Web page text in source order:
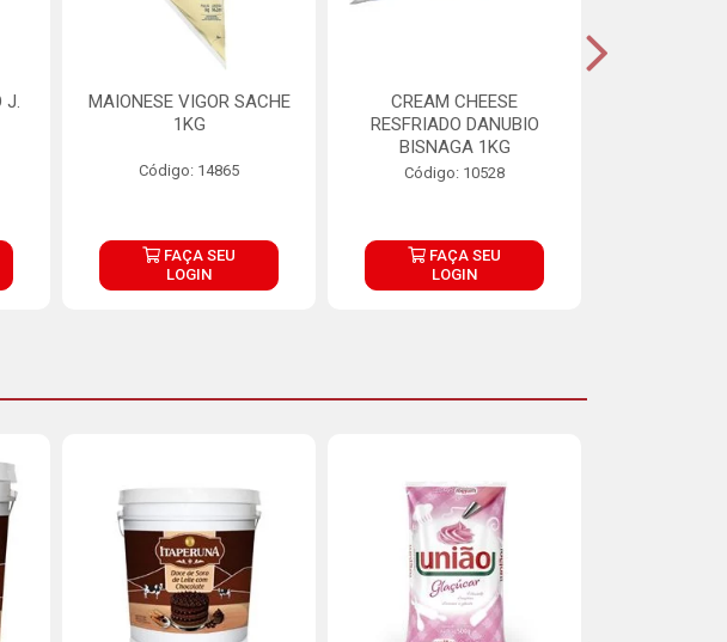
J.
MAIONESE VIGOR SACHE
1KG
Código: 14865
FAÇA SEU
LOGIN
CREAM CHEESE
RESFRIADO DANUBIO
BISNAGA 1KG
Código: 10528
FAÇA SEU
LOGIN